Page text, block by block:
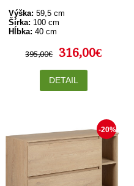
Výška: 59,5 cm
Šírka: 100 cm
Hĺbka: 40 cm
395,00€ 316,00€
DETAIL
-20%